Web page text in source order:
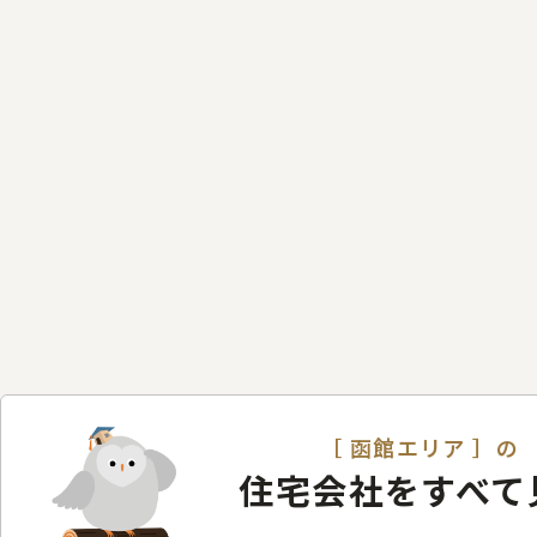
［ 函館エリア ］の
住宅会社をすべ